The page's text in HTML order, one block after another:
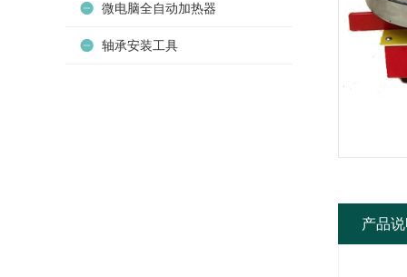
微电脑全自动加热器
轴承安装工具
产品